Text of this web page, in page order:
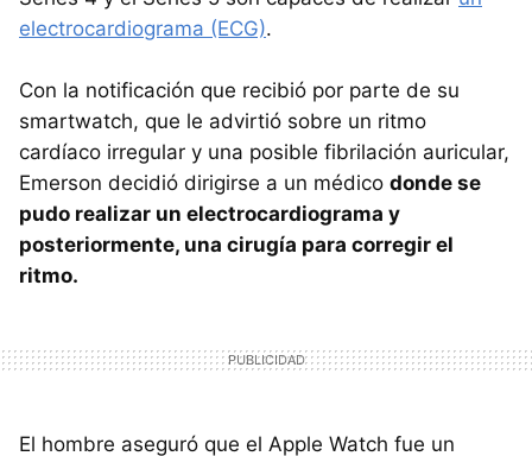
electrocardiograma (ECG).
Con la notificación que recibió por parte de su
smartwatch, que le advirtió sobre un ritmo
cardíaco irregular y una posible fibrilación auricular,
Emerson decidió dirigirse a un médico donde se
pudo realizar un electrocardiograma y
posteriormente, una cirugía para corregir el
ritmo.
El hombre aseguró que el Apple Watch fue un